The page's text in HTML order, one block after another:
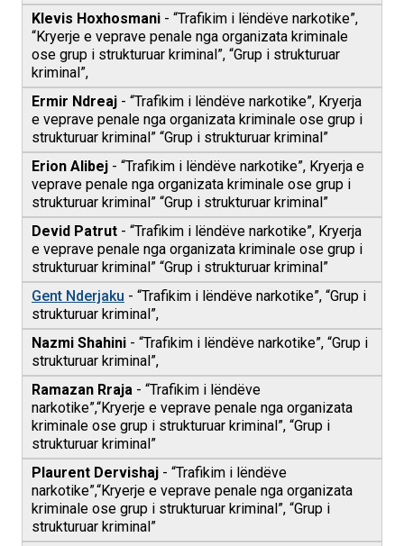
Klevis Hoxhosmani - “Trafikim i lëndëve narkotike”,
“Kryerje e veprave penale nga organizata kriminale
ose grup i strukturuar kriminal”, “Grup i strukturuar
kriminal”,
Ermir Ndreaj - “Trafikim i lëndëve narkotike”, Kryerja
e veprave penale nga organizata kriminale ose grup i
strukturuar kriminal” “Grup i strukturuar kriminal”
Erion Alibej - “Trafikim i lëndëve narkotike”, Kryerja e
veprave penale nga organizata kriminale ose grup i
strukturuar kriminal” “Grup i strukturuar kriminal”
Devid Patrut - “Trafikim i lëndëve narkotike”, Kryerja
e veprave penale nga organizata kriminale ose grup i
strukturuar kriminal” “Grup i strukturuar kriminal”
Gent Nderjaku - “Trafikim i lëndëve narkotike”, “Grup i
strukturuar kriminal”,
Nazmi Shahini - “Trafikim i lëndëve narkotike”, “Grup i
strukturuar kriminal”,
Ramazan Rraja - “Trafikim i lëndëve
narkotike”,“Kryerje e veprave penale nga organizata
kriminale ose grup i strukturuar kriminal”, “Grup i
strukturuar kriminal”
Plaurent Dervishaj - “Trafikim i lëndëve
narkotike”,“Kryerje e veprave penale nga organizata
kriminale ose grup i strukturuar kriminal”, “Grup i
strukturuar kriminal”